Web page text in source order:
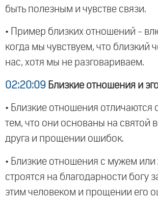
быть полезным и чувстве связи.
• Пример близких отношений -
когда мы чувствуем, что близкий
нас, хотя мы не разговариваем.
02:20:09 Близкие отношения и
• Близкие отношения отличаются
тем, что они основаны на святой
друга и прощении ошибок.
• Близкие отношения с мужем
строятся на благодарности богу
этим человеком и прощении его